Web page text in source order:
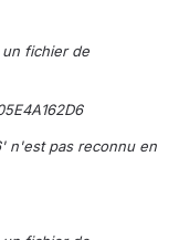
fichier de
n'est pas reconnu en